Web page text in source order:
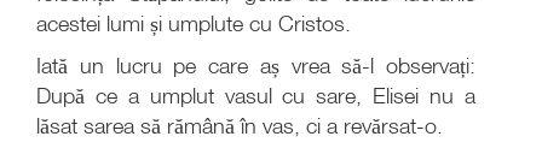
acestei lumi și umplute cu Cristos.
Iată un lucru pe care aș vrea să-l observați:
După ce a umplut vasul cu sare, Elisei nu a
lăsat sarea să rămână în vas, ci a revărsat-o.